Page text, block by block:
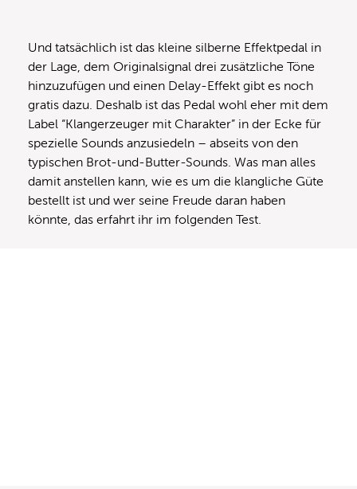
Und tatsächlich ist das kleine silberne Effektpedal in
der Lage, dem Originalsignal drei zusätzliche Töne
hinzuzufügen und einen Delay-Effekt gibt es noch
gratis dazu. Deshalb ist das Pedal wohl eher mit dem
Label “Klangerzeuger mit Charakter” in der Ecke für
spezielle Sounds anzusiedeln – abseits von den
typischen Brot-und-Butter-Sounds. Was man alles
damit anstellen kann, wie es um die klangliche Güte
bestellt ist und wer seine Freude daran haben
könnte, das erfahrt ihr im folgenden Test.